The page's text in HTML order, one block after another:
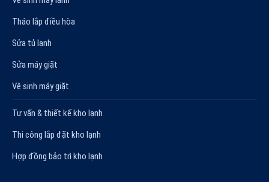
Tháo lắp điều hòa
Sửa tủ lạnh
Sửa máy giặt
Vệ sinh máy giặt
Tư vấn & thiết kế kho lạnh
Thi công lắp đặt kho lạnh
Hợp đồng bảo trì kho lạnh